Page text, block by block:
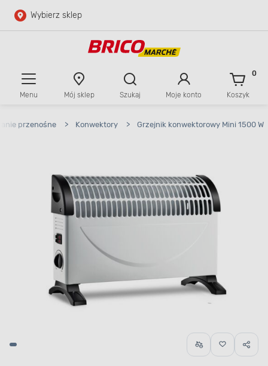
Przejdź do głównej zawartości
Wybierz sklep
Menu Mój sklep Szukaj Moje konto Koszyk
0
przenośne > Konwektory > Grzejnik konwektorowy Mini 1500 W